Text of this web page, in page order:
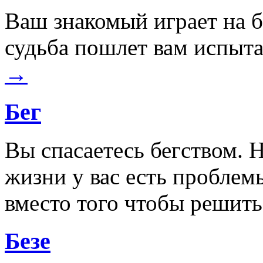
Ваш знакомый играет на
судьба пошлет вам
→
Бег
Вы спасаетесь бегством.
жизни у вас есть
вместо того чтобы
Безе